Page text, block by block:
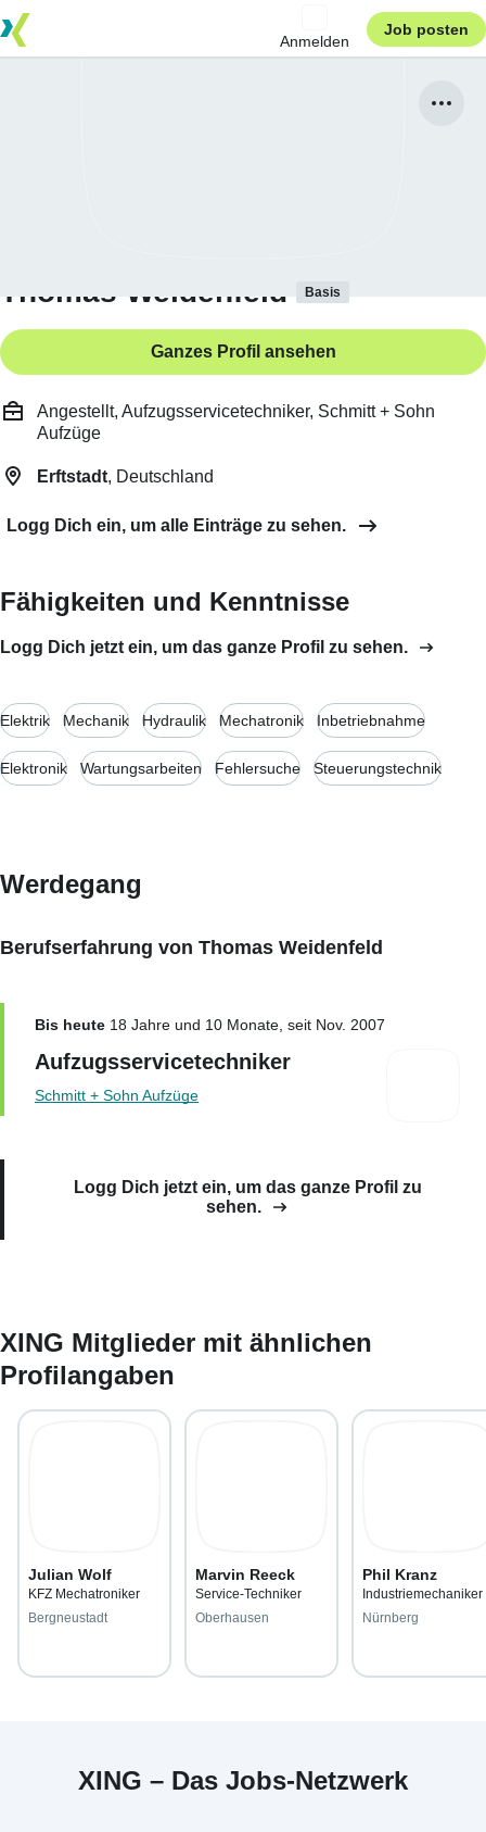
Anmelden
Job posten
Thomas Weidenfeld Basis
Ganzes Profil ansehen
Angestellt, Aufzugsservicetechniker, Schmitt + Sohn
Aufzüge
Erftstadt, Deutschland
Logg Dich ein, um alle Einträge zu sehen.
Fähigkeiten und Kenntnisse
Logg Dich jetzt ein, um das ganze Profil zu sehen.
Elektrik Mechanik Hydraulik Mechatronik Inbetriebnahme
Elektronik Wartungsarbeiten Fehlersuche Steuerungstechnik
Werdegang
Berufserfahrung von Thomas Weidenfeld
Bis heute 18 Jahre und 10 Monate, seit Nov. 2007
Aufzugsservicetechniker
Schmitt + Sohn Aufzüge
Logg Dich jetzt ein, um das ganze Profil zu
sehen.
XING Mitglieder mit ähnlichen
Profilangaben
Julian Wolf
KFZ Mechatroniker
Bergneustadt
Marvin Reeck
Service-Techniker
Oberhausen
Phil Kranz
Industriemechaniker
Nürnberg
XING – Das Jobs-Netzwerk